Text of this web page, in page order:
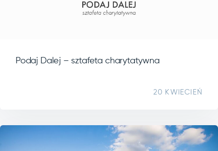
Podaj Dalej – sztafeta charytatywna
20 KWIECIEŃ